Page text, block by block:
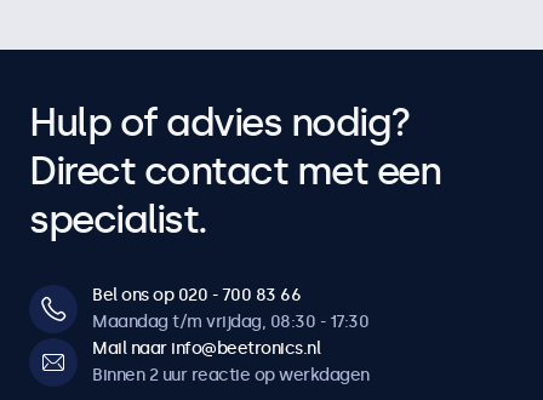
Hulp of advies nodig?
Direct contact met een
specialist.
Bel ons op 020 - 700 83 66
Maandag t/m vrijdag, 08:30 - 17:30
Mail naar info@beetronics.nl
Binnen 2 uur reactie op werkdagen